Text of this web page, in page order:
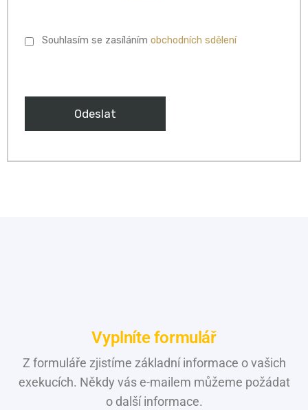
Souhlasím se zasíláním obchodních sdělení
Vyplníte formulář
Z formuláře zjistíme základní informace o vašich
exekucích. Někdy vás e-mailem můžeme požádat
o další informace.